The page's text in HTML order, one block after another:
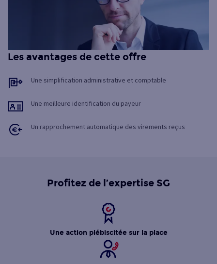
Les avantages de cette offre
Une simplification administrative et comptable
Une meilleure identification du payeur
Un rapprochement automatique des virements reçus
Profitez de l’expertise SG
Une action plébiscitée sur la place